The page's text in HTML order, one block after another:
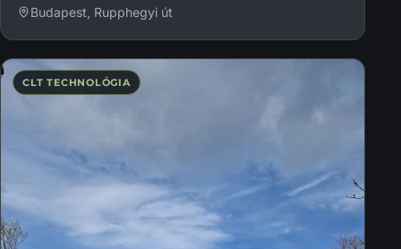
Budapest, Rupphegyi út
CLT TECHNOLÓGIA